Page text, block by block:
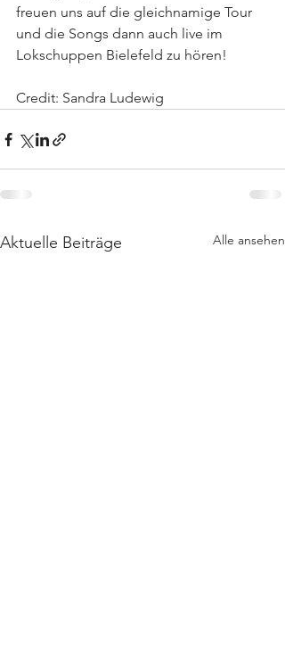
freuen uns auf die gleichnamige Tour
und die Songs dann auch live im
Lokschuppen Bielefeld zu hören!
Credit: Sandra Ludewig
Aktuelle Beiträge Alle ansehen